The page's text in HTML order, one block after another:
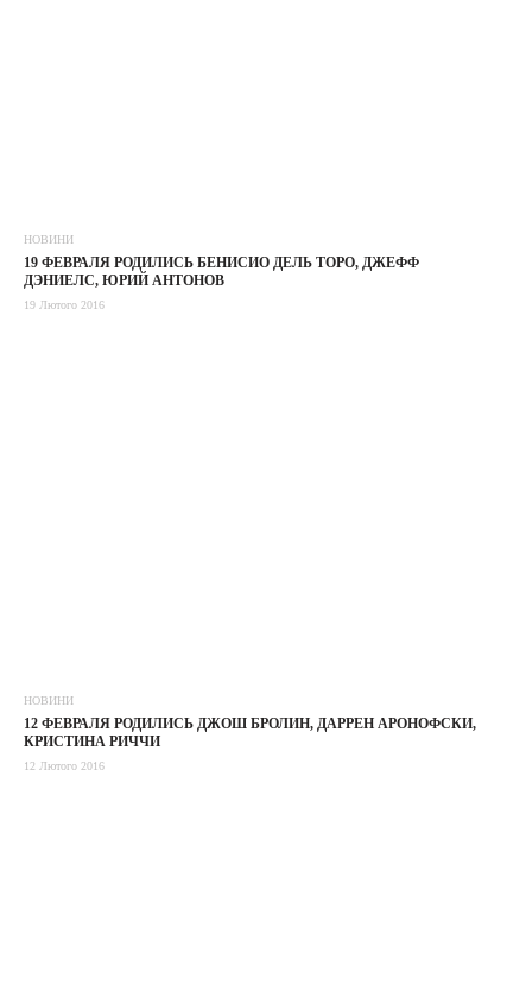
НОВИНИ
19 ФЕВРАЛЯ РОДИЛИСЬ БЕНИСИО ДЕЛЬ ТОРО, ДЖЕФФ
ДЭНИЕЛС, ЮРИЙ АНТОНОВ
19 Лютого 2016
НОВИНИ
12 ФЕВРАЛЯ РОДИЛИСЬ ДЖОШ БРОЛИН, ДАРРЕН АРОНОФСКИ,
КРИСТИНА РИЧЧИ
12 Лютого 2016